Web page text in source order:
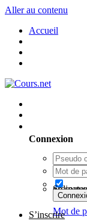
Aller au contenu
Accueil
Connexion
Se
Non recommandé
Mot de
S’inscrire